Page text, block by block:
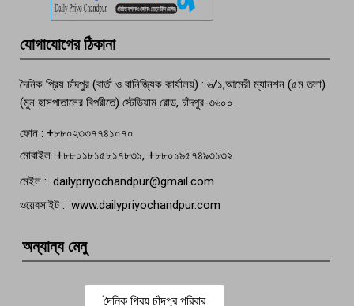
বেঁচে নেই, বিভিন্ন সংগঠনের শোক
যোগাযোগের ঠিকানা
দৈনিক প্রিয় চাঁদপুর (বার্তা ও বানিজ্যিক কার্যালয়) : ৬/১,আমেরী ম্যানশন (৫ম তলা)
(মুন হাসপাতালের বিপরীতে) স্টেডিয়াম রোড, চাঁদপুর-৩৬০০.
ফোন : +৮৮০২৩৩৭৭৪১০৭০
মোবাইল :+৮৮০১৮১৫৮১৭৮৩১, +৮৮০১৯৫৭৪৯৩১৩২
মেইল : dailypriyochandpur@gmail.com
ওয়েবসাইট : www.dailypriyochandpur.com
অন্যান্য মেনু
দৈনিক প্রিয় চাঁদপুর পরিবার